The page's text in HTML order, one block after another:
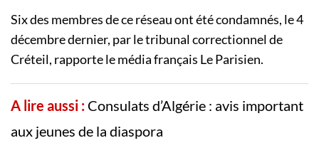
Six des membres de ce réseau ont été condamnés, le 4
décembre dernier, par le tribunal correctionnel de
Créteil, rapporte le média français Le Parisien.
A lire aussi : Consulats d’Algérie : avis important
aux jeunes de la diaspora